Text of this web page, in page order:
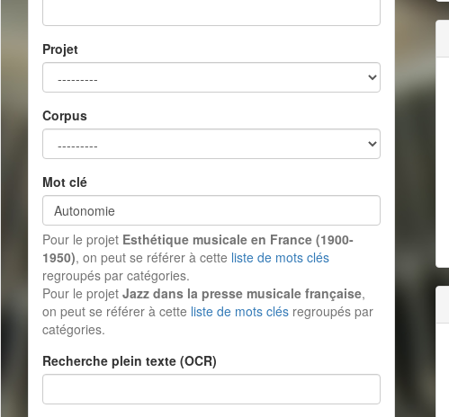
Projet
Corpus
Mot clé
Pour le projet Esthétique musicale en France (1900-
1950), on peut se référer à cette liste de mots clés
regroupés par catégories.
Pour le projet Jazz dans la presse musicale française,
on peut se référer à cette liste de mots clés regroupés par
catégories.
Recherche plein texte (OCR)